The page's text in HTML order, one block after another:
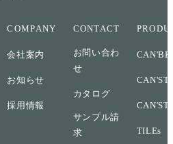
COMPANY
会社案内
お知らせ
採用情報
CONTACT
お問い合わ
せ
カタログ
サンプル請
求
TILEs